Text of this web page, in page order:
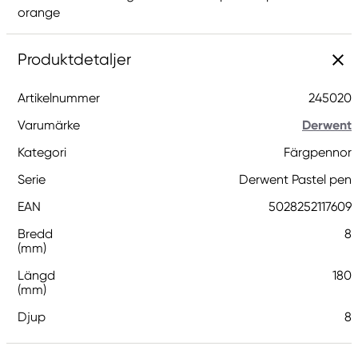
orange
Produktdetaljer
Artikelnummer
245020
Varumärke
Derwent
Kategori
Färgpennor
Serie
Derwent Pastel pen
EAN
5028252117609
Bredd
(mm)
8
Längd
(mm)
180
Djup 8